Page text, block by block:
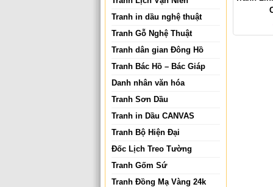
Tranh in dầu nghệ thuật
Tranh Gỗ Nghệ Thuật
Tranh dân gian Đông Hồ
Tranh Bác Hồ – Bác Giáp
Danh nhân văn hóa
Tranh Sơn Dầu
Tranh in Dầu CANVAS
Tranh Bộ Hiện Đại
Đốc Lịch Treo Tường
Tranh Gốm Sứ
Tranh Đồng Mạ Vàng 24k